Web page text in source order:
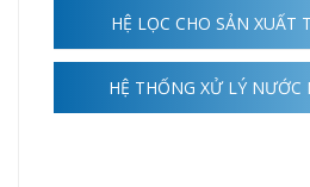
HỆ LỌC CHO SẢN XUẤT
HỆ THỐNG XỬ LÝ